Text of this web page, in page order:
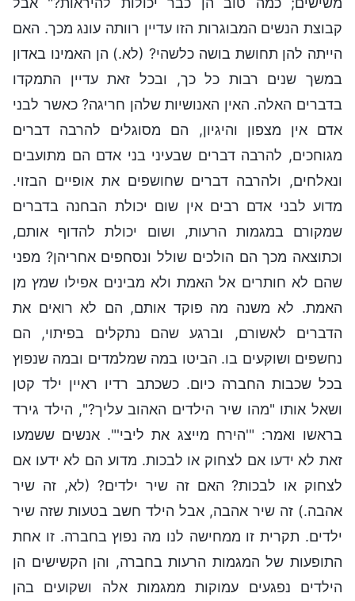
קבוצת הנשים המבוגרות הזו עדיין רוותה עונג מכך. האם
הייתה להן תחושת בושה כלשהי? (לא.) הן האמינו באדון
במשך שנים רבות כל כך, ובכל זאת עדיין התמקדו
בדברים האלה. האין האנושיות שלהן חריגה? כאשר לבני
אדם אין מצפון והיגיון, הם מסוגלים להרבה דברים
מגוחכים, להרבה דברים שבעיני בני אדם הם מתועבים
ונאלחים, ולהרבה דברים שחושפים את אופיים הבזוי.
מדוע לבני אדם רבים אין שום יכולת הבחנה בדברים
שמקורם במגמות הרעות, ושום יכולת להדוף אותם,
וכתוצאה מכך הם הולכים שולל ונסחפים אחריהן? מפני
שהם לא חותרים אל האמת ולא מבינים אפילו שמץ מן
האמת. לא משנה מה פוקד אותם, הם לא רואים את
הדברים לאשורם, וברגע שהם נתקלים בפיתוי, הם
נחשפים ושוקעים בו. הביטו במה שמלמדים ובמה שנפוץ
בכל שכבות החברה כיום. כשכתב רדיו ראיין ילד קטן
ושאל אותו "מהו שיר הילדים האהוב עליך?", הילד גירד
בראשו ואמר: "'הירח מייצג את ליבי'". אנשים ששמעו
זאת לא ידעו אם לצחוק או לבכות. מדוע הם לא ידעו אם
לצחוק או לבכות? האם זה שיר ילדים? (לא, זה שיר
אהבה.) זה שיר אהבה, אבל הילד חשב בטעות שזה שיר
ילדים. תקרית זו ממחישה לנו מה נפוץ בחברה. זו אחת
התופעות של המגמות הרעות בחברה, והן הקשישים הן
הילדים נפגעים עמוקות ממגמות אלה ושקועים בהן